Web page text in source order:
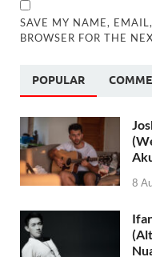
SAVE MY NAME,
BROWSER FOR THE
POPULAR
8